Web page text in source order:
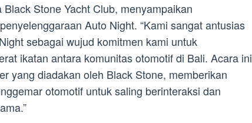
Stone Yacht Club, menyampaikan
Auto Night. “Kami sangat antusias
sebagai wujud komitmen kami untuk
ikatan antara komunitas otomotif di Bali. Acara ini
yang diadakan oleh Black Stone, memberikan
otomotif untuk saling berinteraksi dan